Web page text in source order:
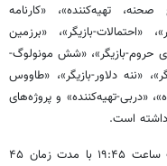
صحنه، تهیه‌کننده»، «کارنامه
«احتمالات-بازیگر»، «برزمین
حروم-بازیگر»، «شش مونولوگ-
«ننه دلاور-بازیگر»، «طاووس
«دربی-تهیه‌کننده» و پروژه‌های
است.
نمایش «اژدهاک» از روز پنجشنبه ۳۱ اردیبهشت ساعت ۱۹:۴۵ با مدت زمان ۴۵